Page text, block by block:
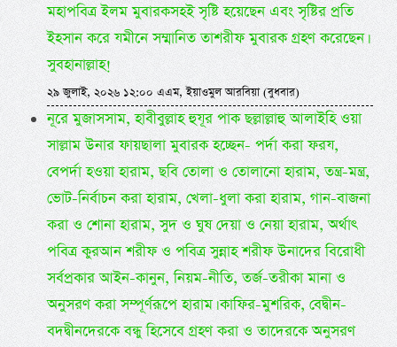
মহাপবিত্র ইলম মুবারকসহই সৃষ্টি হয়েছেন এবং সৃষ্টির প্রতি
ইহসান করে যমীনে সম্মানিত তাশরীফ মুবারক গ্রহণ করেছেন।
সুবহানাল্লাহ!
২৯ জুলাই, ২০২৬ ১২:০০ এএম, ইয়াওমুল আরবিয়া (বুধবার)
নূরে মুজাসসাম, হাবীবুল্লাহ হুযূর পাক ছল্লাল্লাহু আলাইহি ওয়া
সাল্লাম উনার ফায়ছালা মুবারক হচ্ছেন- পর্দা করা ফরয,
বেপর্দা হওয়া হারাম, ছবি তোলা ও তোলানো হারাম, তন্ত্র-মন্ত্র,
ভোট-নির্বাচন করা হারাম, খেলা-ধুলা করা হারাম, গান-বাজনা
করা ও শোনা হারাম, সুদ ও ঘুষ দেয়া ও নেয়া হারাম, অর্থাৎ
পবিত্র কুরআন শরীফ ও পবিত্র সুন্নাহ শরীফ উনাদের বিরোধী
সর্বপ্রকার আইন-কানুন, নিয়ম-নীতি, তর্জ-তরীকা মানা ও
অনুসরণ করা সম্পূর্ণরূপে হারাম। কাফির-মুশরিক, বেদ্বীন-
বদদ্বীনদেরকে বন্ধু হিসেবে গ্রহণ করা ও তাদেরকে অনুসরণ